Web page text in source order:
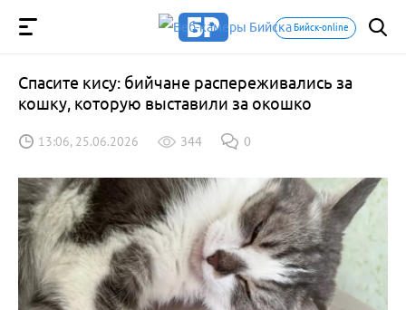
Бийск-online
Спасите кису: бийчане распереживались за
кошку, которую выставили за окошко
13:06, 25.06.2026 344 0